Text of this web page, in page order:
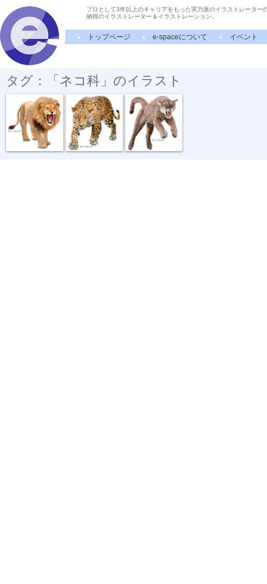
プロとして3年以上のキャリアをもった実力派のイラストレーター
納得のイラストレーター＆イラストレーション。
トップページ e-spaceについて イベント
タグ：「ネコ科」のイラスト
動物リアルイ... 動物リアルイ... 動物リアルイ...